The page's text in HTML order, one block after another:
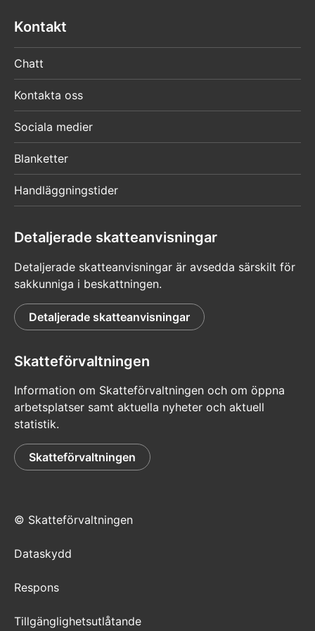
Du kan sköta ditt minderåriga barns
skatteärenden i MinSkatt utan någon Suomi.fi-
fullmakt. Logga in i MinSkatt och välj ”Sköt
Läs mer om att sköta ärenden på ditt
Du sköter ärenden utifrån intressebevakning
intressebevakningsfullmakten har bekräftats
intressebevakare. Logga in i MinSkatt och välj
”Sköt ärenden på någon annans vägnar”.
Läs mer på sidan Så här ger du en fullmakt
intressebevakningsfullmäktig eller privat
intressebevakare”.
Observera: Om du är allmän intressebevakare
kan du endast sköta ärenden med
Huomio
Kontakt
Chatt
Kontakta oss
Sociala medier
Blanketter
Handläggningstider
Detaljerade skatteanvisningar
Detaljerade skatteanvisningar är avsedda särskilt för
sakkunniga i beskattningen.
Detaljerade skatteanvisningar
Skatteförvaltningen
Information om Skatteförvaltningen och om öppna
arbetsplatser samt aktuella nyheter och aktuell
statistik.
Skatteförvaltningen
© Skatteförvaltningen
Dataskydd
Respons
Tillgänglighetsutlåtande